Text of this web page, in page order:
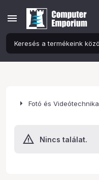
menu
arrow_right Fotó és Videótechnika
Nincs találat.